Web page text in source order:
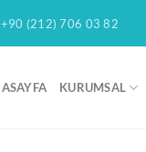
+90 (212) 706 03 82
KURUMSAL